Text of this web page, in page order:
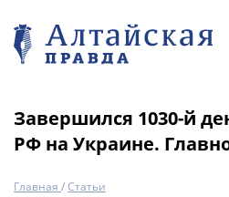
Завершился 1030-й
РФ на Украине.
Главная /Статьи